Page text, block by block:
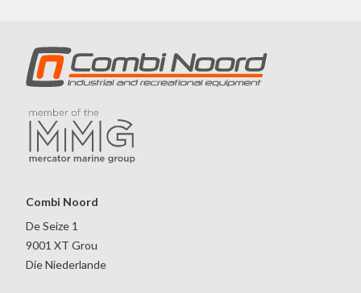
Combi Noord
De Seize 1
9001 XT Grou
Die Niederlande